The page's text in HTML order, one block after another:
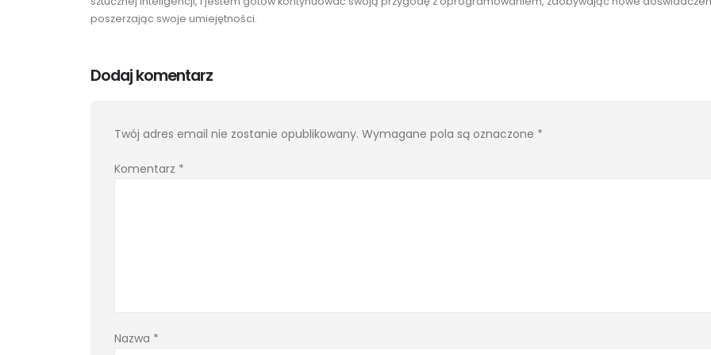
poszerzając swoje umiejętności.
Dodaj komentarz
Twój adres email nie zostanie opublikowany. Wymagane pola są oznaczone *
Komentarz *
Nazwa *